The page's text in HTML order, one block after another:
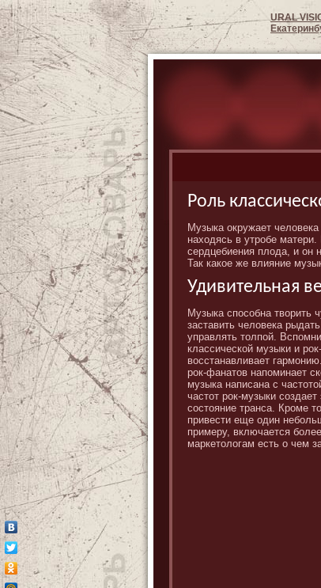
URAL
Роль
Музыка окружает
находясь в утробе
сердцебиения плода, и он
Так какое же влияние
Удивительная
Музыка способна
заставить человека
управлять толпой.
классической музыки и
восстанавливает
рок-фанатов напоминает
музыка написана с
частот рок-музыки
состояние транса. Кроме
привести еще один
примеру, включается
маркетологам есть о чем